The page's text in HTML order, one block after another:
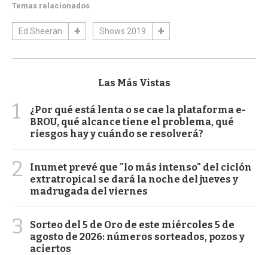
Temas relacionados
Ed Sheeran Shows 2019
Las Más Vistas
1
¿Por qué está lenta o se cae la plataforma e-
BROU, qué alcance tiene el problema, qué
riesgos hay y cuándo se resolverá?
2
Inumet prevé que "lo más intenso" del ciclón
extratropical se dará la noche del jueves y
madrugada del viernes
3
Sorteo del 5 de Oro de este miércoles 5 de
agosto de 2026: números sorteados, pozos y
aciertos